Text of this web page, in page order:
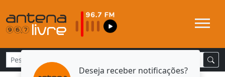
Deseja receber notificações?